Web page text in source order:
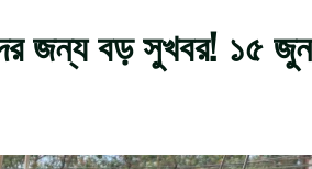
জন্য বড় সুখবর! ১৫